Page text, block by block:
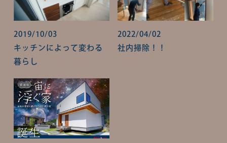
2019/10/03
キッチンによって変わる
暮らし
2022/04/02
社内掃除！！